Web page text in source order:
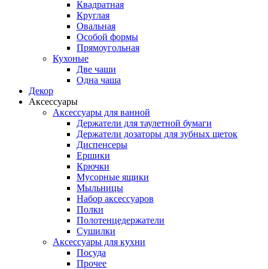
Квадратная
Круглая
Овальная
Особой формы
Прямоугольная
Кухоные
Две чаши
Одна чаша
Декор
Аксессуары
Аксессуары для ванной
Держатели для таулетной бумаги
Держатели дозаторы для зубных щеток
Диспенсеры
Ершики
Крючки
Мусорные ящики
Мыльницы
Набор аксессуаров
Полки
Полотенцедержатели
Сушилки
Аксессуары для кухни
Посуда
Прочее